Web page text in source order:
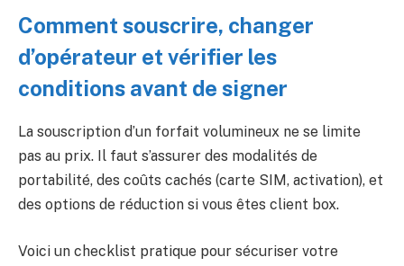
Comment souscrire, changer
d’opérateur et vérifier les
conditions avant de signer
La souscription d’un forfait volumineux ne se limite
pas au prix. Il faut s’assurer des modalités de
portabilité, des coûts cachés (carte SIM, activation), et
des options de réduction si vous êtes client box.
Voici un checklist pratique pour sécuriser votre